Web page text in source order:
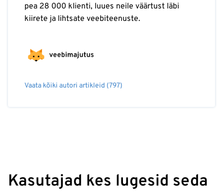
pea 28 000 klienti, luues neile väärtust läbi
kiirete ja lihtsate veebiteenuste.
Vaata kõiki autori artikleid (797)
Kasutajad kes lugesid seda